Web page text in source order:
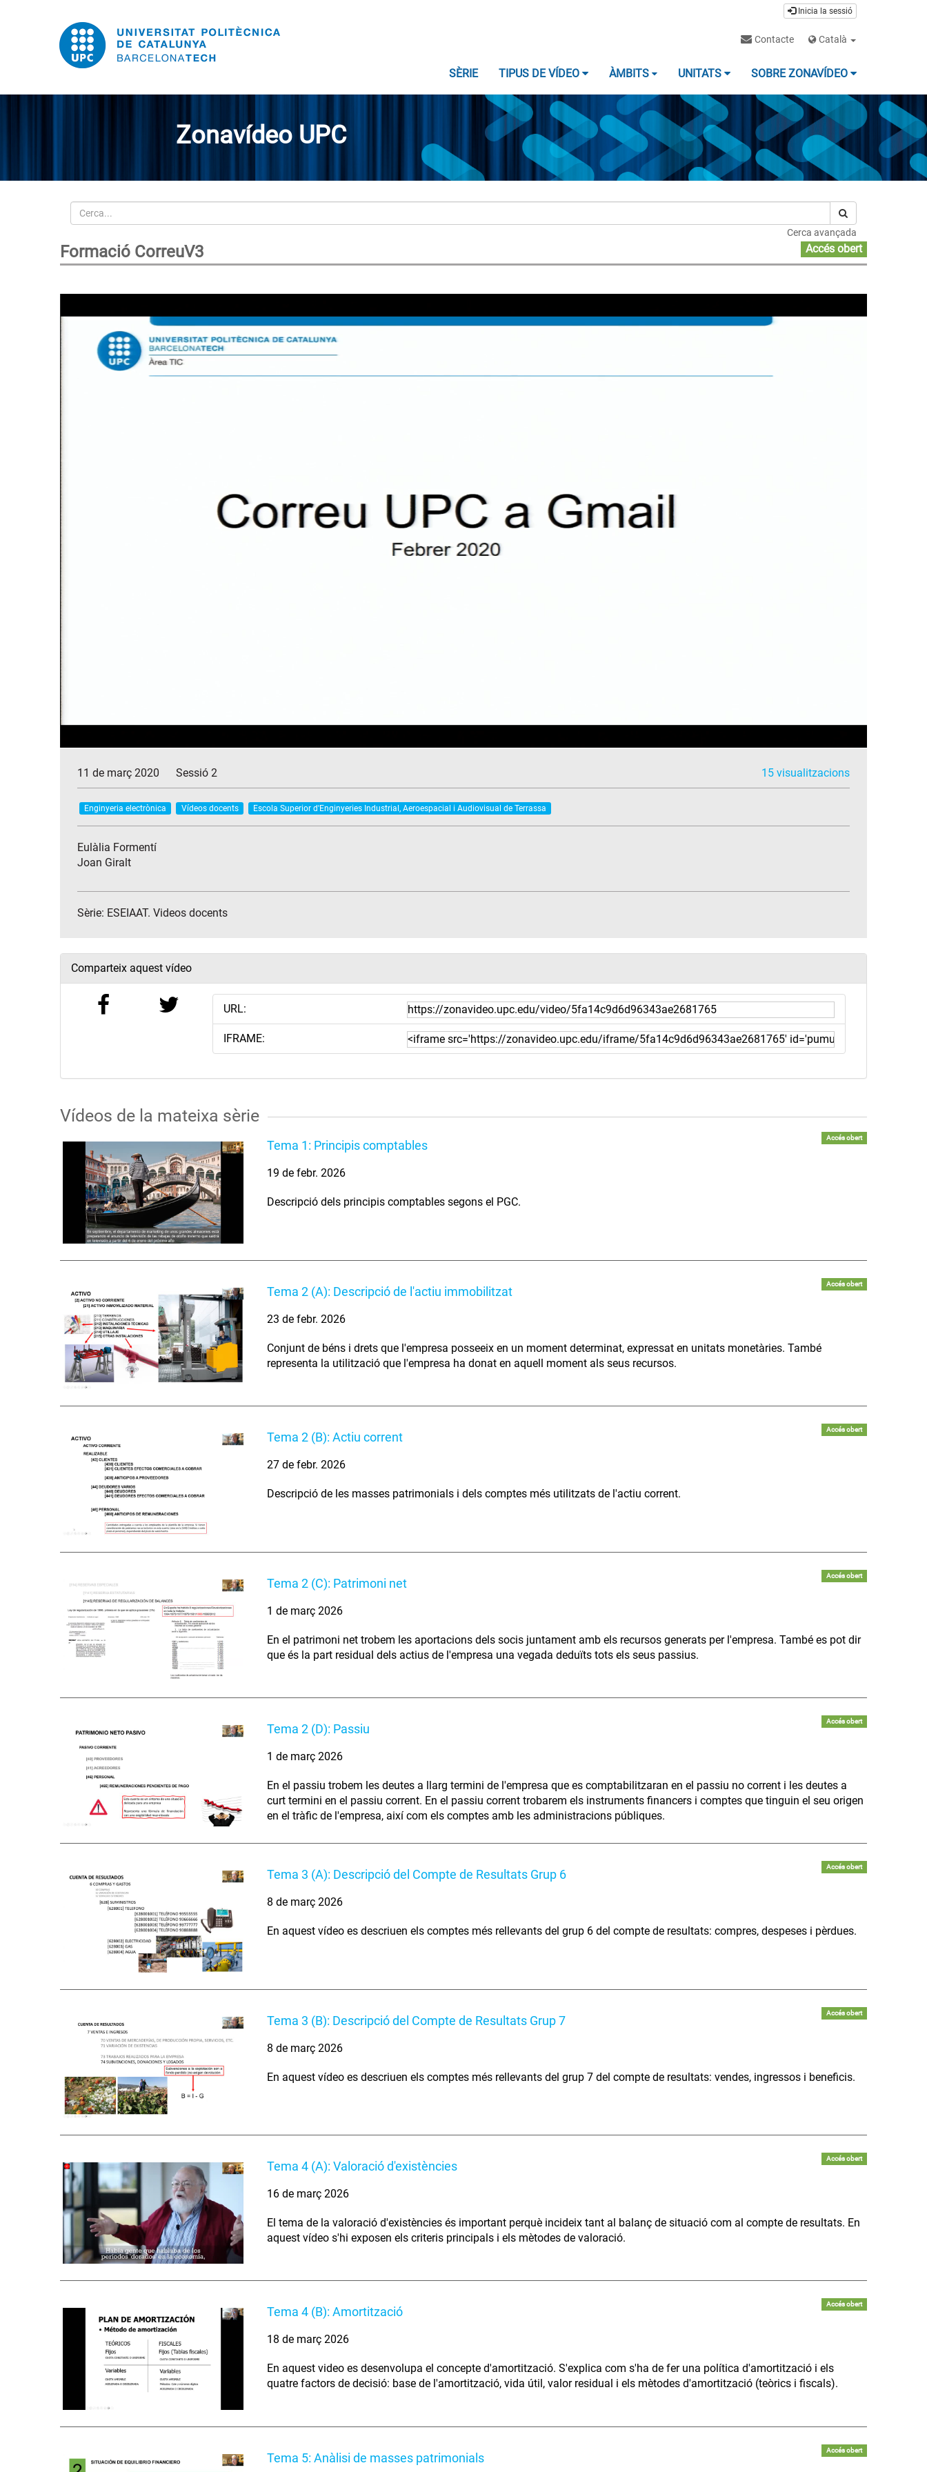
Inicia la sessió
Contacte Català
SÈRIE TIPUS DE VÍDEO ÀMBITS UNITATS SOBRE ZONAVÍDEO
Zonavídeo UPC
Cerca
Cerca avançada
Formació CorreuV3 Accés obert
11 de març 2020 Sessió 2 15 visualitzacions
Enginyeria electrònica Vídeos docents Escola Superior d'Enginyeries Industrial, Aeroespacial i Audiovisual de Terrassa
Eulàlia Formentí
Joan Giralt
Sèrie: ESEIAAT. Videos docents
Comparteix aquest vídeo
URL:
IFRAME:
Vídeos de la mateixa sèrie
Tema 1: Principis comptables
Accés obert
19 de febr. 2026
Descripció dels principis comptables segons el PGC.
Tema 2 (A): Descripció de l'actiu immobilitzat
Accés obert
23 de febr. 2026
Conjunt de béns i drets que l'empresa posseeix en un moment determinat, expressat en unitats monetàries. També
representa la utilització que l'empresa ha donat en aquell moment als seus recursos.
Tema 2 (B): Actiu corrent
Accés obert
27 de febr. 2026
Descripció de les masses patrimonials i dels comptes més utilitzats de l'actiu corrent.
Tema 2 (C): Patrimoni net
Accés obert
1 de març 2026
En el patrimoni net trobem les aportacions dels socis juntament amb els recursos generats per l'empresa. També es pot dir
que és la part residual dels actius de l'empresa una vegada deduïts tots els seus passius.
Tema 2 (D): Passiu
Accés obert
1 de març 2026
En el passiu trobem les deutes a llarg termini de l'empresa que es comptabilitzaran en el passiu no corrent i les deutes a
curt termini en el passiu corrent. En el passiu corrent trobarem els instruments financers i comptes que tinguin el seu origen
en el tràfic de l'empresa, així com els comptes amb les administracions públiques.
Tema 3 (A): Descripció del Compte de Resultats Grup 6
Accés obert
8 de març 2026
En aquest vídeo es descriuen els comptes més rellevants del grup 6 del compte de resultats: compres, despeses i pèrdues.
Tema 3 (B): Descripció del Compte de Resultats Grup 7
Accés obert
8 de març 2026
En aquest vídeo es descriuen els comptes més rellevants del grup 7 del compte de resultats: vendes, ingressos i beneficis.
Tema 4 (A): Valoració d'existències
Accés obert
16 de març 2026
El tema de la valoració d'existències és important perquè incideix tant al balanç de situació com al compte de resultats. En
aquest vídeo s'hi exposen els criteris principals i els mètodes de valoració.
Tema 4 (B): Amortització
Accés obert
18 de març 2026
En aquest video es desenvolupa el concepte d'amortització. S'explica com s'ha de fer una política d'amortització i els
quatre factors de decisió: base de l'amortització, vida útil, valor residual i els mètodes d'amortització (teòrics i fiscals).
Tema 5: Anàlisi de masses patrimonials
Accés obert